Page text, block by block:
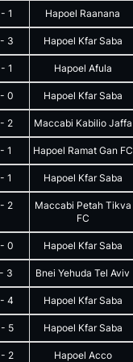
1 Hapoel Raanana
3 Hapoel Kfar Saba
-1 Hapoel Afula
0 Hapoel Kfar Saba
- 2 Maccabi Kabilio Jaffa
-1 Hapoel Ramat Gan FC
-1 Hapoel Kfar Saba
- 2
Maccabi Petah Tikva
FC
0 Hapoel Kfar Saba
- 3 Bnei Yehuda Tel Aviv
4 Hapoel Kfar Saba
- 5 Hapoel Kfar Saba
- 2 Hapoel Acco